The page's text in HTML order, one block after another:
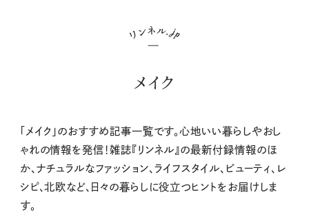
メイク
「メイク」のおすすめ記事一覧です。心地いい暮らしやおし
ゃれの情報を発信！雑誌『リンネル』の最新付録情報のほ
か、ナチュラルなファッション、ライフスタイル、ビューティ、レ
シピ、北欧など、日々の暮らしに役立つヒントをお届けしま
す。